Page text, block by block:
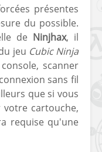
présentes
du possible.
de Ninjhax, il
jeu Cubic Ninja
scanner
sans fil
que si vous
cartouche,
requise qu'une
nouveaux
SX Lite
[Switch]
SX Lite :
de test
[3DS]